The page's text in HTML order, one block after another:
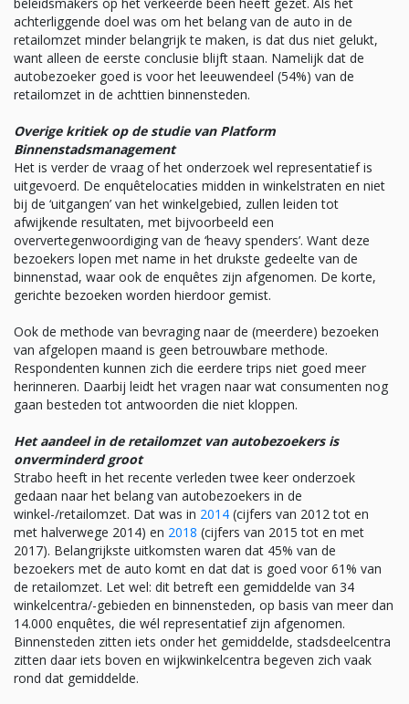
achterliggende doel was om het belang van de auto in de
retailomzet minder belangrijk te maken, is dat dus niet gelukt,
want alleen de eerste conclusie blijft staan. Namelijk dat de
autobezoeker goed is voor het leeuwendeel (54%) van de
retailomzet in de achttien binnensteden.
Overige kritiek op de studie van Platform
Binnenstadsmanagement
Het is verder de vraag of het onderzoek wel representatief is
uitgevoerd. De enquêtelocaties midden in winkelstraten en niet
bij de ‘uitgangen’ van het winkelgebied, zullen leiden tot
afwijkende resultaten, met bijvoorbeeld een
oververtegenwoordiging van de ‘heavy spenders’. Want deze
bezoekers lopen met name in het drukste gedeelte van de
binnenstad, waar ook de enquêtes zijn afgenomen. De korte,
gerichte bezoeken worden hierdoor gemist.
Ook de methode van bevraging naar de (meerdere) bezoeken
van afgelopen maand is geen betrouwbare methode.
Respondenten kunnen zich die eerdere trips niet goed meer
herinneren. Daarbij leidt het vragen naar wat consumenten nog
gaan besteden tot antwoorden die niet kloppen.
Het aandeel in de retailomzet van autobezoekers is
onverminderd groot
Strabo heeft in het recente verleden twee keer onderzoek
gedaan naar het belang van autobezoekers in de
winkel-/retailomzet. Dat was in 2014 (cijfers van 2012 tot en
met halverwege 2014) en 2018 (cijfers van 2015 tot en met
2017). Belangrijkste uitkomsten waren dat 45% van de
bezoekers met de auto komt en dat dat is goed voor 61% van
de retailomzet. Let wel: dit betreft een gemiddelde van 34
winkelcentra/-gebieden en binnensteden, op basis van meer dan
14.000 enquêtes, die wél representatief zijn afgenomen.
Binnensteden zitten iets onder het gemiddelde, stadsdeelcentra
zitten daar iets boven en wijkwinkelcentra begeven zich vaak
rond dat gemiddelde.